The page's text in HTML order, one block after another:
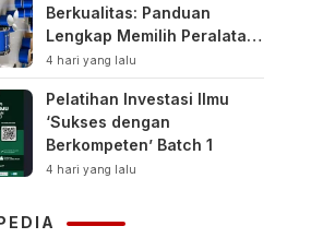
Berkualitas: Panduan
Lengkap Memilih Peralatan
Drumband Terbaik untuk
Sekolah, Instansi, dan
Komunitas
4 hari yang lalu
Pelatihan Investasi Ilmu
‘Sukses dengan
Berkompeten’ Batch 1
4 hari yang lalu